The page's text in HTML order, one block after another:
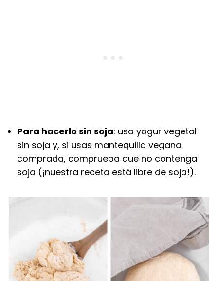
Para hacerlo sin soja: usa yogur vegetal
sin soja y, si usas mantequilla vegana
comprada, comprueba que no contenga
soja (¡nuestra receta está libre de soja!).